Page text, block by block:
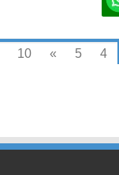
4
5
»
10